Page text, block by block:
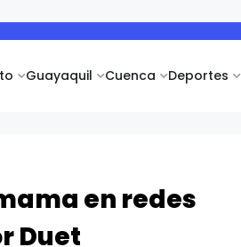
Guayaquil Cuenca Deportes
en redes
Duet